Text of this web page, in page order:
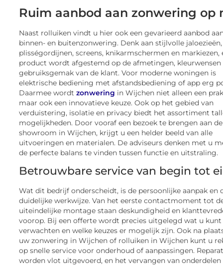
Ruim aanbod aan zonwering op
Naast rolluiken vindt u hier ook een gevarieerd aanbod
binnen- en buitenzonwering. Denk aan stijlvolle jaloezieën,
plisségordijnen, screens, knikarmschermen en markiezen,
product wordt afgestemd op de afmetingen, kleurwensen
gebruiksgemak van de klant. Voor moderne woningen is
elektrische bediening met afstandsbediening of app erg
Daarmee wordtzonwering in Wijchen niet alleen een
maar ook een innovatieve keuze. Ook op het gebied van
verduistering, isolatie en privacy biedt het assortiment
mogelijkheden. Door vooraf een bezoek te brengen aan de
showroom in Wijchen, krijgt u een helder beeld van alle
uitvoeringen en materialen. De adviseurs denken met u
de perfecte balans te vinden tussen functie en uitstraling.
Betrouwbare service van begin tot
Wat dit bedrijf onderscheidt, is de persoonlijke aanpak en
duidelijke werkwijze. Van het eerste contactmoment tot
uiteindelijke montage staan deskundigheid en
voorop. Bij een offerte wordt precies uitgelegd wat u kunt
verwachten en welke keuzes er mogelijk zijn. Ook na
uw zonwering in Wijchen of rolluiken in Wijchen kunt u
op snelle service voor onderhoud of aanpassingen.
worden vlot uitgevoerd, en het vervangen van onderdelen